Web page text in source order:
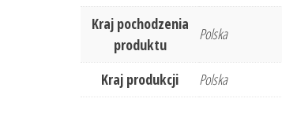
Kraj pochodzenia
produktu
Polska
Kraj produkcji Polska